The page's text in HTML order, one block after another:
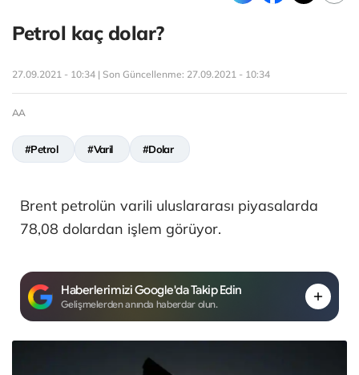
Petrol kaç dolar?
27.09.2021 - 10:34 | Son Güncellenme: 27.09.2021 - 10:34
AA
#Petrol #Varil #Dolar
Brent petrolün varili uluslararası piyasalarda
78,08 dolardan işlem görüyor.
Haberlerimizi Google'da Takip Edin
Gelişmelerden anında haberdar olun.